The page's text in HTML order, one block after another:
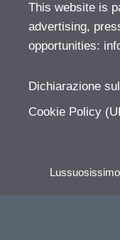
This website is
advertising,
opportunities:
Dichiarazione
Cookie Policy